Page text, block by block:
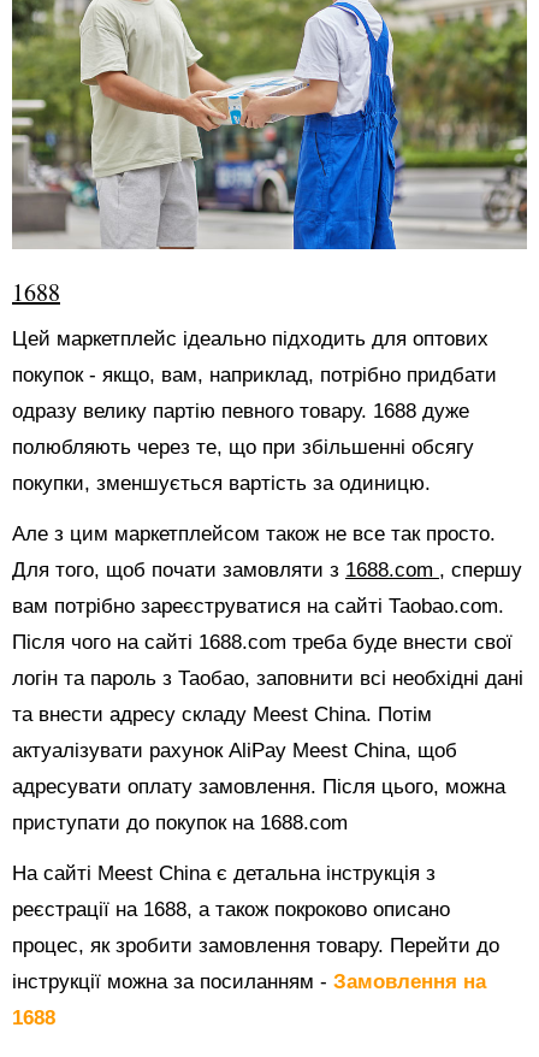
1688
Цей маркетплейс ідеально підходить для оптових
покупок - якщо, вам, наприклад, потрібно придбати
одразу велику партію певного товару. 1688 дуже
полюбляють через те, що при збільшенні обсягу
покупки, зменшується вартість за одиницю.
Але з цим маркетплейсом також не все так просто.
Для того, щоб почати замовляти з 1688.com , спершу
вам потрібно зареєструватися на сайті Таоbао.com.
Після чого на сайті 1688.com треба буде внести свої
логін та пароль з Таобао, заповнити всі необхідні дані
та внести адресу складу Meest China. Потім
актуалізувати рахунок AliPay Meest China, щоб
адресувати оплату замовлення. Після цього, можна
приступати до покупок на 1688.com
На сайті Meest China є детальна інструкція з
реєстрації на 1688, а також покроково описано
процес, як зробити замовлення товару. Перейти до
інструкції можна за посиланням - Замовлення на
1688